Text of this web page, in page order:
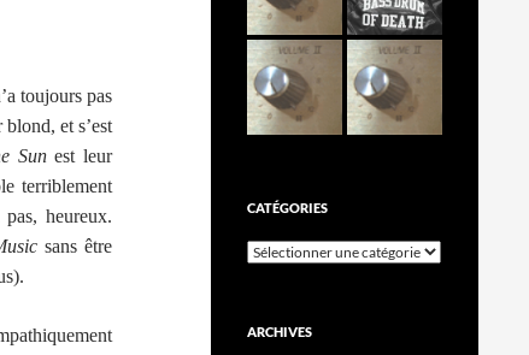
toujours pas
et s’est
Sunest leur
terriblement
heureux.
sans être
CATÉGORIES
Catégories
ARCHIVES